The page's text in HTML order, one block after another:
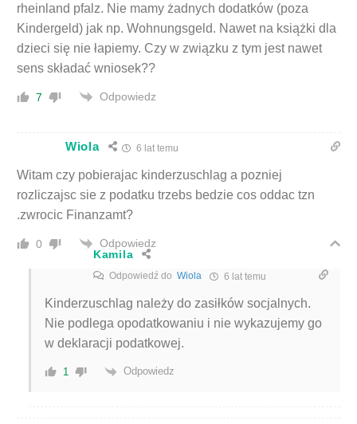
rheinland pfalz. Nie mamy żadnych dodatków (poza
Kindergeld) jak np. Wohnungsgeld. Nawet na książki dla
dzieci się nie łapiemy. Czy w związku z tym jest nawet
sens składać wniosek??
7 Odpowiedz
Wiola 6 lat temu
Witam czy pobierajac kinderzuschlag a pozniej
rozliczajsc sie z podatku trzebs bedzie cos oddac tzn
.zwrocic Finanzamt?
0
Odpowiedz
Kamila
Odpowiedź do Wiola 6 lat temu
Kinderzuschlag należy do zasiłków socjalnych.
Nie podlega opodatkowaniu i nie wykazujemy go
w deklaracji podatkowej.
1 Odpowiedz